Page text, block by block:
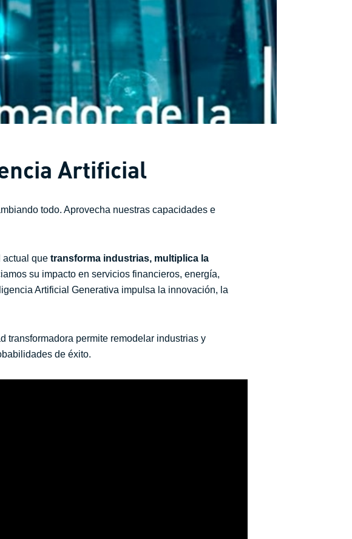
Artificial
todo. Aprovecha nuestras capacidades e
actual que transforma industrias, multiplica la
su impacto en servicios financieros, energía,
Artificial Generativa impulsa la innovación, la
transformadora permite remodelar industrias y
de éxito.